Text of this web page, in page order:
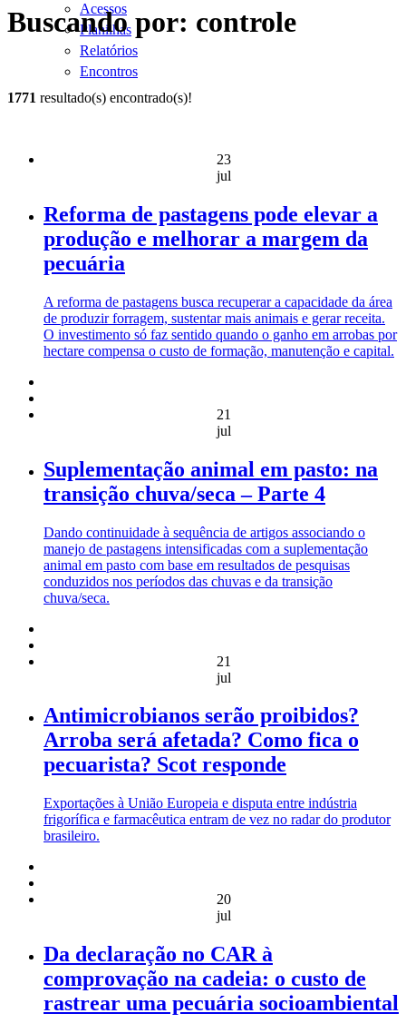
Acessos
Planilhas
Relatórios
Encontros
Buscando por: controle
1771 resultado(s) encontrado(s)!
23
jul
Reforma de pastagens pode elevar a
produção e melhorar a margem da
pecuária
A reforma de pastagens busca recuperar a capacidade da área
de produzir forragem, sustentar mais animais e gerar receita.
O investimento só faz sentido quando o ganho em arrobas por
hectare compensa o custo de formação, manutenção e capital.
21
jul
Suplementação animal em pasto: na
transição chuva/seca – Parte 4
Dando continuidade à sequência de artigos associando o
manejo de pastagens intensificadas com a suplementação
animal em pasto com base em resultados de pesquisas
conduzidos nos períodos das chuvas e da transição
chuva/seca.
21
jul
Antimicrobianos serão proibidos?
Arroba será afetada? Como fica o
pecuarista? Scot responde
Exportações à União Europeia e disputa entre indústria
frigorífica e farmacêutica entram de vez no radar do produtor
brasileiro.
20
jul
Da declaração no CAR à
comprovação na cadeia: o custo de
rastrear uma pecuária socioambiental